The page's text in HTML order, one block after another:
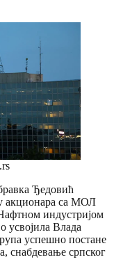
Ђедовић
акционара са МОЛ
индустријом
усвојила Влада
успешно постане
снабдевање српског